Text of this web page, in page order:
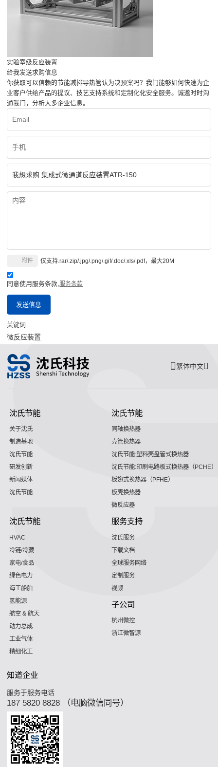
实验室级反应装置
给我发送求购信息
你获取可以信赖的节能减排导热管认为决预案吗？我门能够如何快速为企
业客户供给产品的提议、技艺支持系统和定制化化安全服务。诚邀时时沟
通我门，分析大多企业信息。
仅支持.rar/.zip/.jpg/.png/.gif/.doc/.xls/.pdf，最大20M
附件
同意使用服务条款,服务条款
发送信息
关键词
微反应装置
繁体中文
沈氏节能
关于沈氏
制造基地
沈氏节能
研发创新
新闻媒体
沈氏节能
沈氏节能
同轴换热器
壳管换热器
沈氏节能:塑料壳盘管式换热器
沈氏节能:印刷电路板式换热器（PCHE）
板翅式换热器（PFHE）
板壳换热器
微反应器
沈氏节能
HVAC
冷链/冷藏
家电/食品
绿色电力
海工船舶
氢能源
航空 & 航天
动力总成
工业气体
精细化工
服务支持
沈氏服务
下载文档
全球服务网络
定制服务
视频
子公司
杭州微控
浙江微智源
知道企业
服务于服务电话
187 5820 8828 （电脑微信同号）